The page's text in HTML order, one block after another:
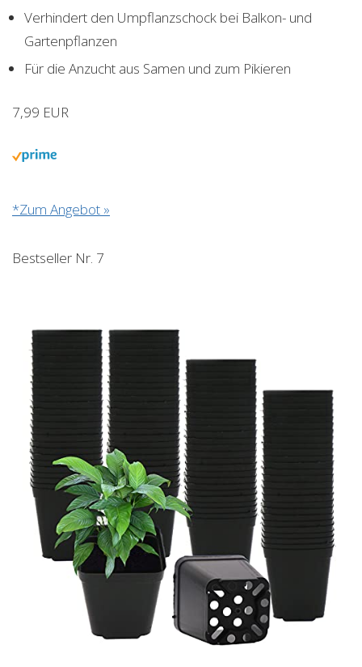
Verhindert den Umpflanzschock bei Balkon- und
Gartenpflanzen
Für die Anzucht aus Samen und zum Pikieren
7,99 EUR
*Zum Angebot »
Bestseller Nr. 7